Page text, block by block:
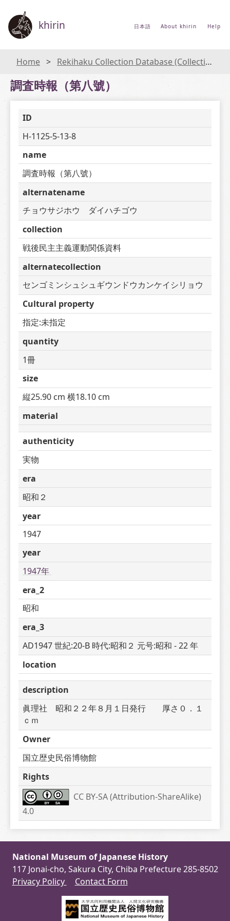
khirin 日本語 About khirin Help
Home Rekihaku Collection Database (Collections Database of the National Museum of Japanese History)
調査時報（第八號）
ID
H-1125-5-13-8
name
調査時報（第八號）
alternatename
チョウサジホウ　ダイハチゴウ
collection
戦後民主主義運動関係資料
alternatecollection
センゴミンシュシュギウンドウカンケイシリョウ
Cultural property
指定:未指定
quantity
1冊
size
縦25.90 cm 横18.10 cm
material
authenticity
実物
era
昭和２
year
1947
year
1947年
era_2
昭和
era_3
AD1947 世紀:20-B 時代:昭和２ 元号:昭和 - 22 年
location
description
眞理社　昭和２２年８月１日発行　　厚さ０．１
ｃｍ
Owner
国立歴史民俗博物館
Rights
CC BY-SA (Attribution-ShareAlike)
4.0
National Museum of Japanese History
117 Jonai-cho, Sakura City, Chiba Prefecture 285-8502
Privacy Policy
Contact Form